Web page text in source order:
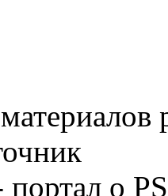
портал о